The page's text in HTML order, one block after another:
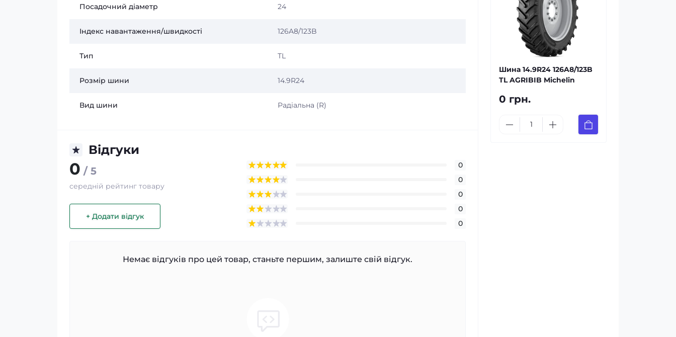
Посадочний діаметр 24
Індекс навантаження/швидкості 126A8/123B
Тип TL
Розмір шини 14.9R24
Вид шини Радіальна (R)
Відгуки
0 / 5
середній рейтинг товару
+ Додати відгук
0
0
0
0
0
Немає відгуків про цей товар, станьте першим, залиште свій відгук.
Шина 14.9R24 126A8/123B
TL AGRIBIB Michelin
0 грн.